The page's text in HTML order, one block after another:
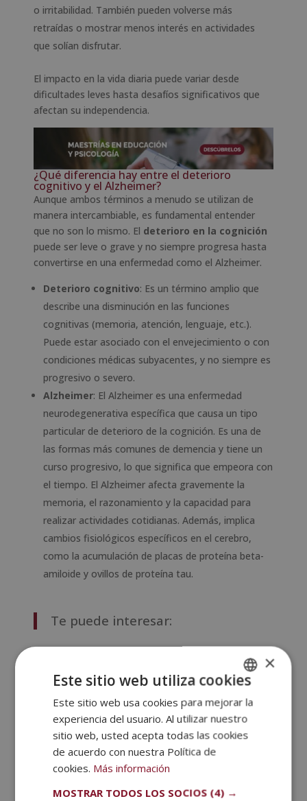
o irritabilidad. También pueden volverse más
retraídas o mostrar menos interés en actividades
que solían disfrutar.
El impacto en la vida diaria puede variar desde
dificultades leves hasta desafíos significativos que
afectan su independencia.
¿Qué diferencia hay entre el deterioro
cognitivo y el Alzheimer?
Aunque ambos términos a menudo se utilizan de
manera intercambiable, es fundamental entender
que no son lo mismo. El deterioro en la cognición
puede ser leve o grave y no siempre progresa hasta
convertirse en una enfermedad como el Alzheimer.
Deterioro cognitivo: Es un término amplio que
describe una disminución en las funciones
cognitivas (memoria, atención, lenguaje, etc.).
Puede estar asociado con el envejecimiento o con
condiciones médicas subyacentes, y no siempre es
progresivo o severo.
Alzheimer: El Alzheimer es una enfermedad
neurodegenerativa específica que causa un tipo
particular de deterioro de la cognición. Es una de
las formas más comunes de demencia y tiene un
curso progresivo, lo que significa que empeora con
el tiempo. El Alzheimer afecta gravemente la
memoria, el razonamiento y la capacidad para
realizar actividades cotidianas. Además, implica
cambios fisiológicos específicos en el cerebro,
como la acumulación de placas de proteína beta-
amiloide y ovillos de proteína tau.
Te puede interesar:
disfunción?
¿Cuáles son los tipos de deterioro cognitivo?
El deterioro puede presentarse en diferentes formas,
dependiendo de las áreas del cerebro afectadas y de
las causas subyacentes. Los principales tipos
incluyen:
Deterioro leve (DCL) : Este tipo implica una
SPANISH
PORTUGUESE
×
Este sitio web utiliza cookies
Este sitio web usa cookies para mejorar la
experiencia del usuario. Al utilizar nuestro
sitio web, usted acepta todas las cookies
de acuerdo con nuestra Política de
cookies. Más información
MOSTRAR TODOS LOS SOCIOS (4) →